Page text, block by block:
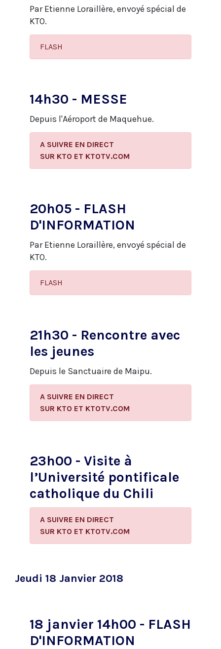
Par Etienne Loraillère, envoyé spécial de
KTO.
FLASH
14h30 - MESSE
Depuis l'Aéroport de Maquehue.
A SUIVRE EN DIRECT
​SUR KTO ET KTOTV.COM
20h05 - FLASH
D'INFORMATION
Par Etienne Loraillère, envoyé spécial de
KTO.
FLASH
21h30 - Rencontre avec
les jeunes
Depuis le Sanctuaire de Maipu.
A SUIVRE EN DIRECT
​SUR KTO ET KTOTV.COM
23h00 - Visite à
l’Université pontificale
catholique du Chili
A SUIVRE EN DIRECT
​SUR KTO ET KTOTV.COM
Jeudi 18 Janvier 2018
18 janvier 14h00 - FLASH
D'INFORMATION